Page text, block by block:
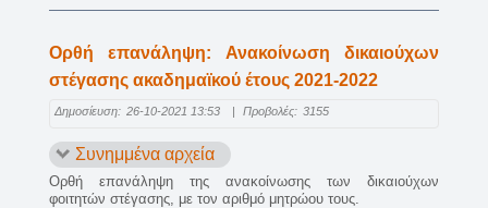
Ορθή επανάληψη: Ανακοίνωση δικαιούχων
στέγασης ακαδημαϊκού έτους 2021-2022
Δημοσίευση: 26-10-2021 13:53 | Προβολές: 3155
Συνημμένα αρχεία
Ορθή επανάληψη της ανακοίνωσης των δικαιούχων
φοιτητών στέγασης, με τον αριθμό μητρώου τους.